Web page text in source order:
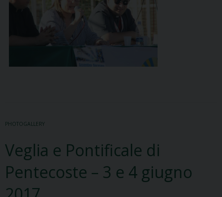
PHOTOGALLERY
Veglia e Pontificale di
Pentecoste – 3 e 4 giugno